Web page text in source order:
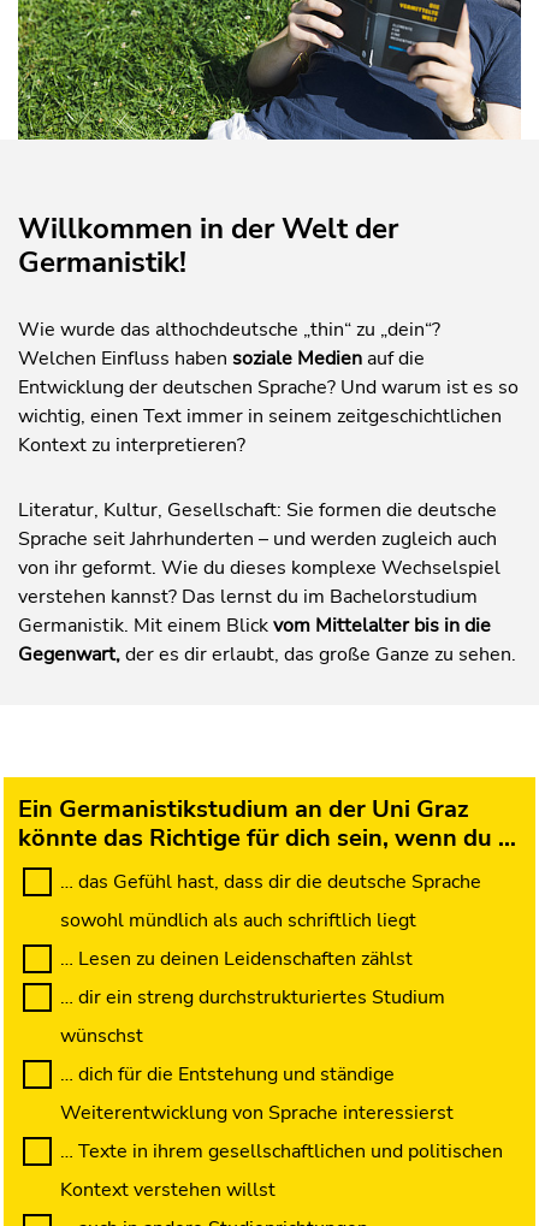
Willkommen in der Welt der
Germanistik!
Wie wurde das althochdeutsche „thin“ zu „dein“?
Welchen Einfluss haben soziale Medienauf die
Entwicklung der deutschen Sprache? Und warum ist es so
wichtig, einen Text immer in seinem zeitgeschichtlichen
Kontext zu interpretieren?
Literatur, Kultur, Gesellschaft: Sie formen die deutsche
Sprache seit Jahrhunderten – und werden zugleich auch
von ihr geformt. Wie du dieses komplexe Wechselspiel
verstehen kannst? Das lernst du im Bachelorstudium
Germanistik. Mit einem Blickvom Mittelalter bis in die
Gegenwart,der es dir erlaubt, das große Ganze zu sehen.
Ein Germanistikstudium an der Uni Graz
könnte das Richtige für dich sein, wenn du …